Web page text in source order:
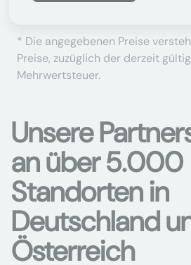
* Die angegebenen Preise
Preise, zuzüglich der derzeit
Mehrwertsteuer.
Unsere
an über 5.000
Standorten in
Deutschland
Österreich